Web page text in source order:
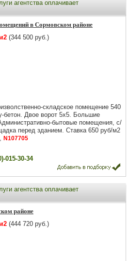
агентства оплачивает
в Сормовском районе
(344 500 руб.)
складское помещение 540
бетон. Двое ворот 5х5. Большие
бытовые помещения, с/
перед зданием. Ставка 650 руб/м2
N107705
015-30-34
агентства оплачивает
районе
(444 720 руб.)